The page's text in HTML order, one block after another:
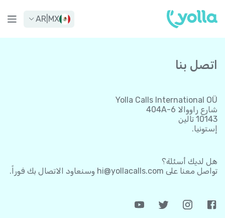
MX
AR
اتصل بنا
Yolla Calls International OÜ
شارع راووالا 6-404A
10143 تالين
إستونيا.
هل لديك أسئلة؟
تواصل معنا على hi@yollacalls.com وسنعاود الاتصال بك فوراً.